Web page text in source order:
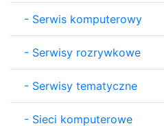
- Serwis komputerowy
- Serwisy rozrywkowe
- Serwisy tematyczne
- Sieci komputerowe